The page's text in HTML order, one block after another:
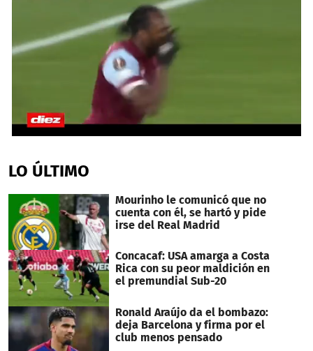
of
1
26
seconds
LO ÚLTIMO
Mourinho le comunicó que no
cuenta con él, se hartó y pide
irse del Real Madrid
Concacaf: USA amarga a Costa
Rica con su peor maldición en
el premundial Sub-20
Ronald Araújo da el bombazo:
deja Barcelona y firma por el
club menos pensado